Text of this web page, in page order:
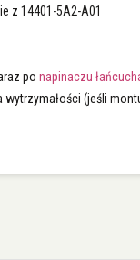
z 14401-5A2-A01
po napinaczu
wytrzymałości (jeśli